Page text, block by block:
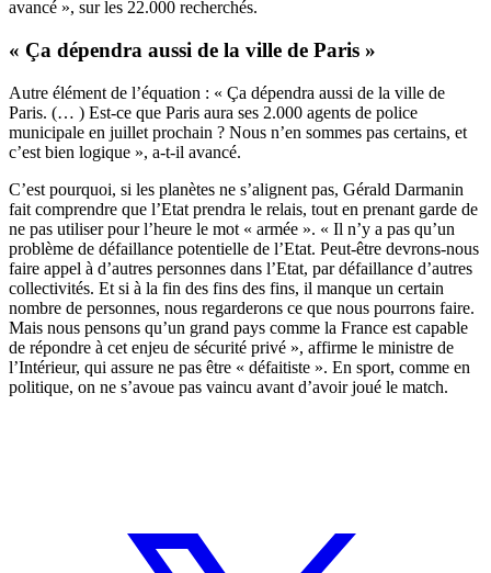
avancé », sur les 22.000 recherchés.
« Ça dépendra aussi de la ville de Paris »
Autre élément de l’équation : « Ça dépendra aussi de la ville de
Paris. (… ) Est-ce que Paris aura ses 2.000 agents de police
municipale en juillet prochain ? Nous n’en sommes pas certains, et
c’est bien logique », a-t-il avancé.
C’est pourquoi, si les planètes ne s’alignent pas, Gérald Darmanin
fait comprendre que l’Etat prendra le relais, tout en prenant garde de
ne pas utiliser pour l’heure le mot « armée ». « Il n’y a pas qu’un
problème de défaillance potentielle de l’Etat. Peut-être devrons-nous
faire appel à d’autres personnes dans l’Etat, par défaillance d’autres
collectivités. Et si à la fin des fins des fins, il manque un certain
nombre de personnes, nous regarderons ce que nous pourrons faire.
Mais nous pensons qu’un grand pays comme la France est capable
de répondre à cet enjeu de sécurité privé », affirme le ministre de
l’Intérieur, qui assure ne pas être « défaitiste ». En sport, comme en
politique, on ne s’avoue pas vaincu avant d’avoir joué le match.